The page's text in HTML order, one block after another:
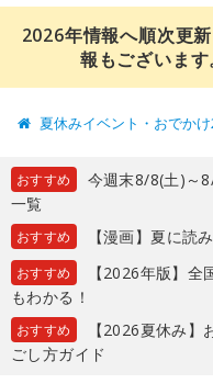
2026年情報へ順次更
報もございます
夏休みイベント・おでか
おすすめ
今週末8/8(土)～
一覧
おすすめ 【漫画】夏に読
おすすめ
【2026年版】
もわかる！
おすすめ
【2026夏休み
ごし方ガイド